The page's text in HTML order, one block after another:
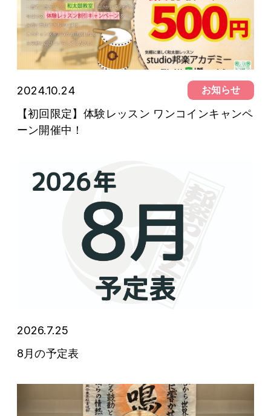
2024.10.24 お知らせ
【初回限定】体験レッスン ワンコインキャンペ
ーン開催中！
2026.7.25
8月の予定表